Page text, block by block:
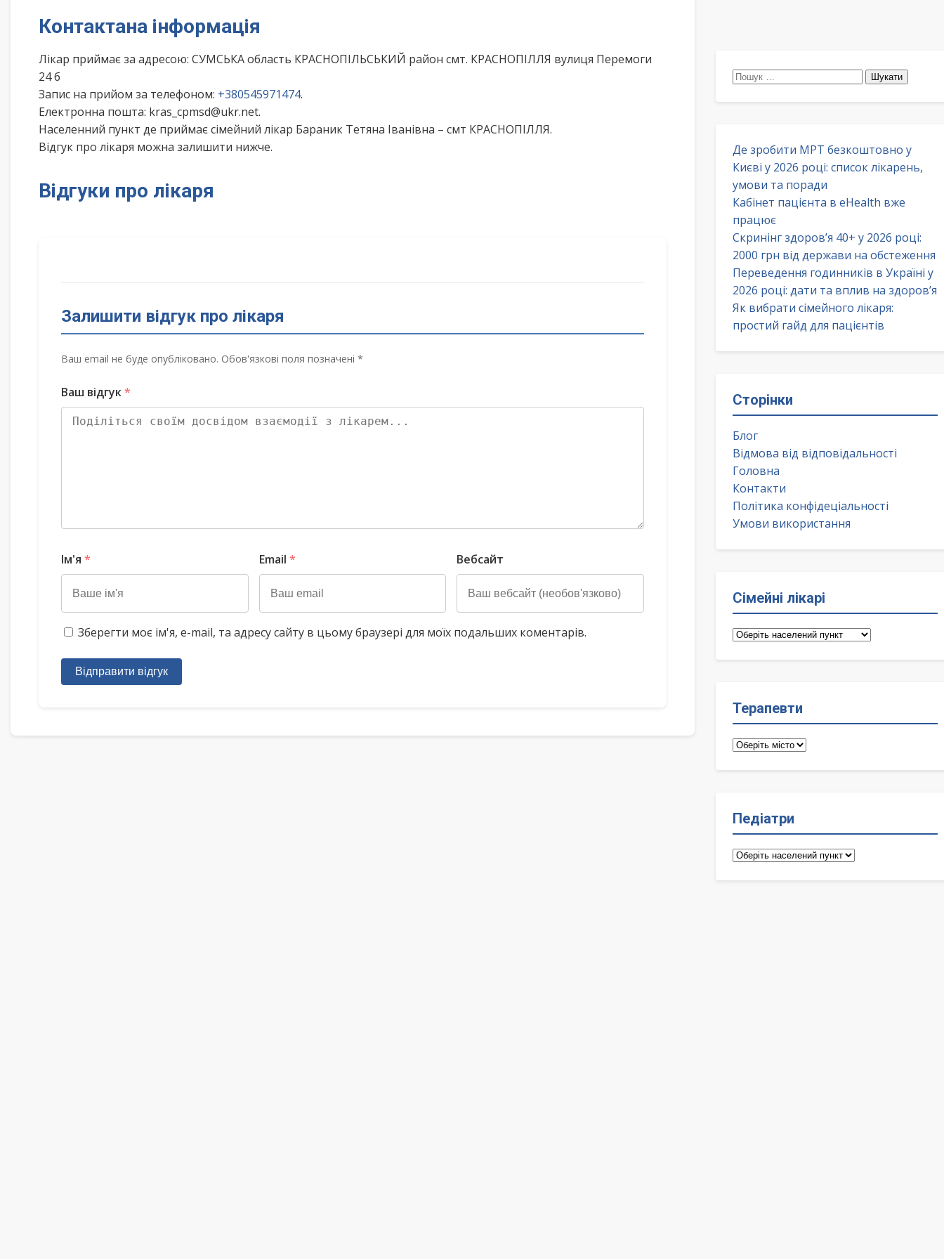
Контактана інформація
Лікар приймає за адресою: СУМСЬКА область КРАСНОПІЛЬСЬКИЙ район смт. КРАСНОПІЛЛЯ вулиця Перемоги
24 б
Запис на прийом за телефоном: +380545971474.
Електронна пошта: kras_cpmsd@ukr.net.
Населенний пункт де приймає сімейний лікар Бараник Тетяна Іванівна – смт КРАСНОПІЛЛЯ.
Відгук про лікаря можна залишити нижче.
Відгуки про лікаря
Залишити відгук про лікаря
Ваш email не буде опубліковано. Обов'язкові поля позначені *
Ваш відгук*
Ім'я * Email * Вебсайт
Зберегти моє ім'я, e-mail, та адресу сайту в цьому браузері для моїх подальших коментарів.
Відправити відгук
Пошук:
Де зробити МРТ безкоштовно у
Києві у 2026 році: список лікарень,
умови та поради
Кабінет пацієнта в eHealth вже
працює
Скринінг здоров’я 40+ у 2026 році:
2000 грн від держави на обстеження
Переведення годинників в Україні у
2026 році: дати та вплив на здоров’я
Як вибрати сімейного лікаря:
простий гайд для пацієнтів
Сторінки
Блог
Відмова від відповідальності
Головна
Контакти
Політика конфідеціальності
Умови використання
Сімейні лікарі
Сімейні
Терапевти
Терапевти
Педіатри
Педіатри